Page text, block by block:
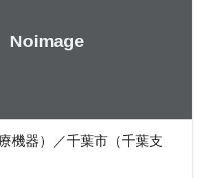
機器）／千葉市（千葉支